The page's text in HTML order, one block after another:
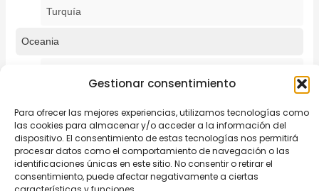
Gestionar consentimiento
Para ofrecer las mejores experiencias, utilizamos tecnologías como
las cookies para almacenar y/o acceder a la información del
dispositivo. El consentimiento de estas tecnologías nos permitirá
procesar datos como el comportamiento de navegación o las
identificaciones únicas en este sitio. No consentir o retirar el
consentimiento, puede afectar negativamente a ciertas
Turquía
Oceania
Samoa
Vanuatu